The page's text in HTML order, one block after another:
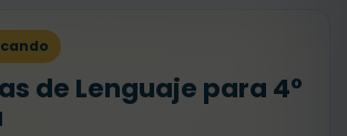
de Lenguaje para 4º